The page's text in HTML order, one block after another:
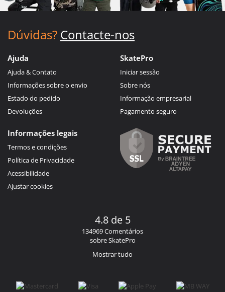
Dúvidas? Contacte-nos
Ajuda
Ajuda & Contato
Informações sobre o envio
Estado do pedido
Devoluções
SkatePro
Iniciar sessão
Sobre nós
Informação empresarial
Pagamento seguro
Informações legais
Termos e condições
Política de Privacidade
Acessibilidade
Ajustar cookies
4.8 de 5
134969 Comentários
sobre SkatePro
Mostrar tudo